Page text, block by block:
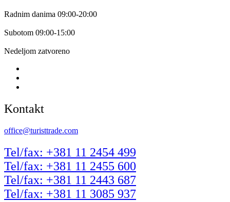
Radnim danima 09:00-20:00
Subotom 09:00-15:00
Nedeljom zatvoreno
Kontakt
office@turisttrade.com
Tel/fax: +381 11 2454 499
Tel/fax: +381 11 2455 600
Tel/fax: +381 11 2443 687
Tel/fax: +381 11 3085 937